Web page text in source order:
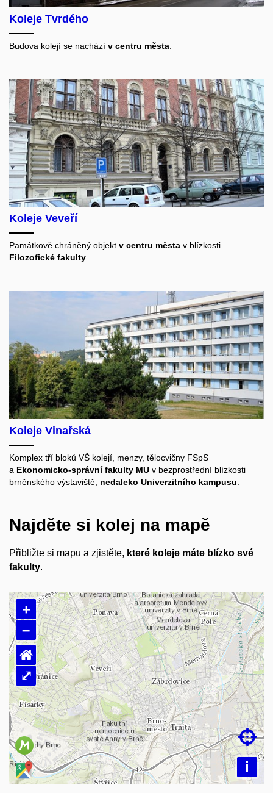
Koleje Tvrdého
Budova kolejí se nachází v centru města
Koleje Veveří
Památkově chráněný objekt v centru města v blízkosti
Filozofické fakulty.
Koleje Vinařská
Komplex tří bloků VŠ kolejí, menzy, tělocvičny FSpS
a Ekonomicko-správní fakulty MU v bezprostřední blízkosti
brněnského výstaviště, nedaleko Univerzitního kampusu
Najděte si kolej na mapě
Přibližte si mapu a zjistěte, které koleje máte blízko své
fakulty.
Načítám mapu…
+
–
i

⌂
⤢